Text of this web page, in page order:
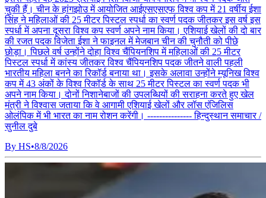
चुकी हैं। चीन के हांगझोउ में आयोजित आईएसएसएफ विश्व कप में 21 वर्षीय ईशा
सिंह ने महिलाओं की 25 मीटर पिस्टल स्पर्धा का स्वर्ण पदक जीतकर इस वर्ष इस
स्पर्धा में अपना दूसरा विश्व कप स्वर्ण अपने नाम किया। एशियाई खेलों की दो बार
की रजत पदक विजेता ईशा ने फाइनल में मेजबान चीन की चुनौती को पीछे
छोड़ा। पिछले वर्ष उन्होंने दोहा विश्व चैंपियनशिप में महिलाओं की 25 मीटर
पिस्टल स्पर्धा में कांस्य जीतकर विश्व चैंपियनशिप पदक जीतने वाली पहली
भारतीय महिला बनने का रिकॉर्ड बनाया था। इसके अलावा उन्होंने म्यूनिख विश्व
कप में 43 अंकों के विश्व रिकॉर्ड के साथ 25 मीटर पिस्टल का स्वर्ण पदक भी
अपने नाम किया। दोनों निशानेबाजों की उपलब्धियों की सराहना करते हुए खेल
मंत्री ने विश्वास जताया कि वे आगामी एशियाई खेलों और लॉस एंजिलिस
ओलंपिक में भी भारत का नाम रोशन करेंगी। --------------- हिन्दुस्थान समाचार /
सुनील दुबे
By HS•8/8/2026